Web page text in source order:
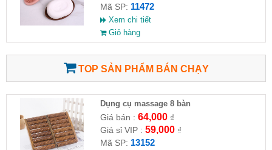
Mã SP: 11472
Xem chi tiết
Giỏ hàng
TOP SẢN PHẨM BÁN CHẠY
Dụng cụ massage 8 bàn
Giá bán : 64,000₫
Giá sỉ VIP : 59,000₫
Mã SP: 13152